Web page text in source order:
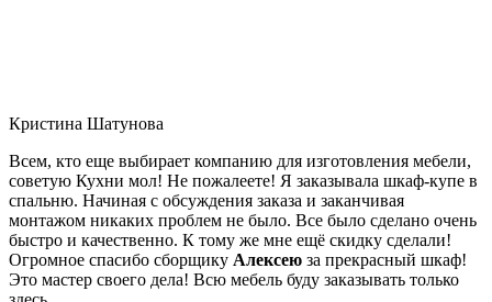
Кристина Шатунова
Всем, кто еще выбирает компанию для изготовления мебели,
советую Кухни мол! Не пожалеете! Я заказывала шкаф-купе в
спальню. Начиная с обсуждения заказа и заканчивая
монтажом никаких проблем не было. Все было сделано очень
быстро и качественно. К тому же мне ещё скидку сделали!
Огромное спасибо сборщику Алексею за прекрасный шкаф!
Это мастер своего дела! Всю мебель буду заказывать только